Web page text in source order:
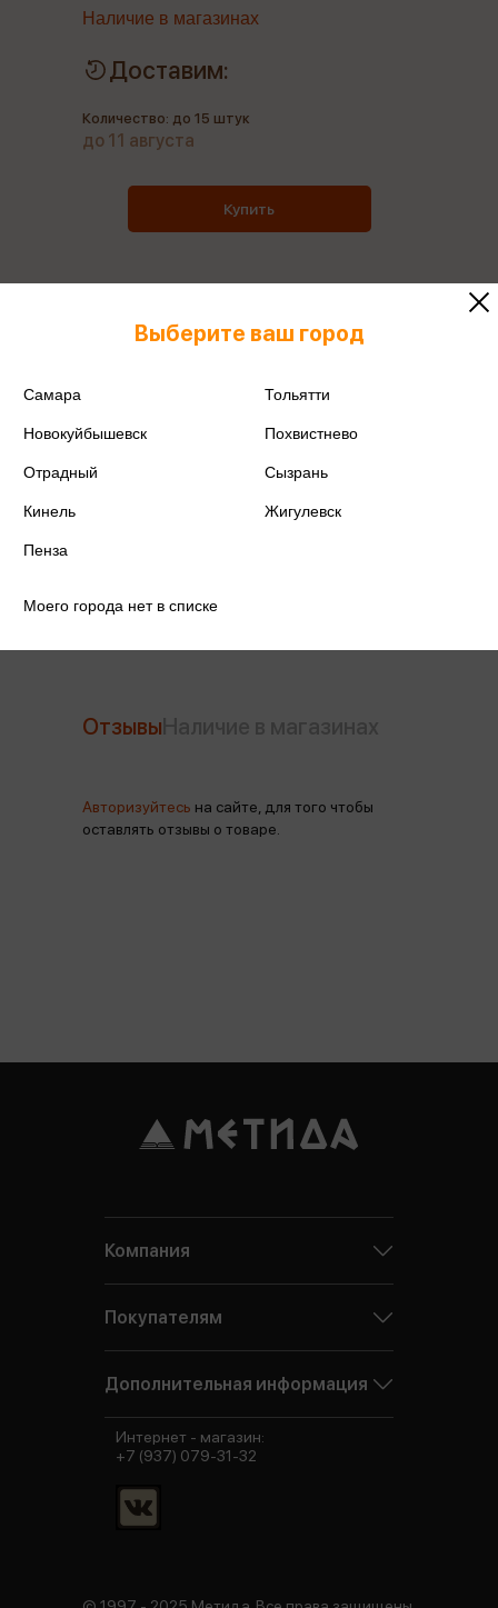
Наличие в магазинах
Доставим:
Количество: до 15 штук
до 11 августа
Купить
Все товары производителя
Отзывы
Авторизуйтесь на сайте, для того чтобы
оставлять отзывы о товаре.
Выберите ваш город
Самара Тольятти
Новокуйбышевск Похвистнево
Отрадный Сызрань
Кинель Жигулевск
Пенза
Моего города нет в списке
Компания
Покупателям
Дополнительная информация
Интернет - магазин:
+7 (937) 079-31-32